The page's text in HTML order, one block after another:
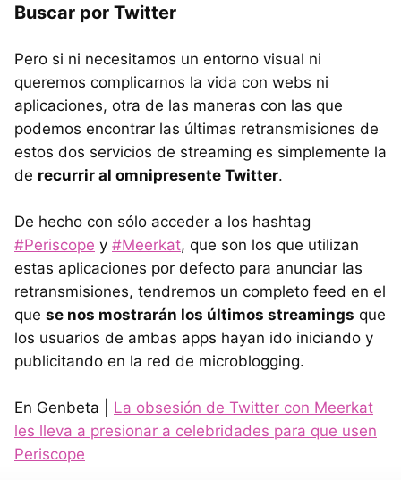
Buscar por Twitter
Pero si ni necesitamos un entorno visual ni
queremos complicarnos la vida con webs ni
aplicaciones, otra de las maneras con las que
podemos encontrar las últimas retransmisiones de
estos dos servicios de streaming es simplemente la
de recurrir al omnipresente Twitter.
De hecho con sólo acceder a los hashtag
#Periscope y #Meerkat, que son los que utilizan
estas aplicaciones por defecto para anunciar las
retransmisiones, tendremos un completo feed en el
que se nos mostrarán los últimos streamings que
los usuarios de ambas apps hayan ido iniciando y
publicitando en la red de microblogging.
En Genbeta | La obsesión de Twitter con Meerkat
les lleva a presionar a celebridades para que usen
Periscope